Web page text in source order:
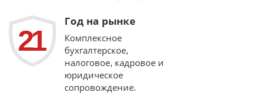
21
Год на рынке
Комплексное
бухгалтерское,
налоговое, кадровое и
юридическое
сопровождение.